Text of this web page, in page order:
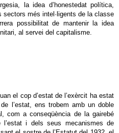
la idea d’honestedat política,
més intel·ligents de la classe
possibilitat de mantenir la idea
al servei del capitalisme.
el cop d’estat de l’exèrcit ha estat
l’estat, ens trobem amb un doble
com a conseqüència de la gairebé
i dels seus mecanismes de